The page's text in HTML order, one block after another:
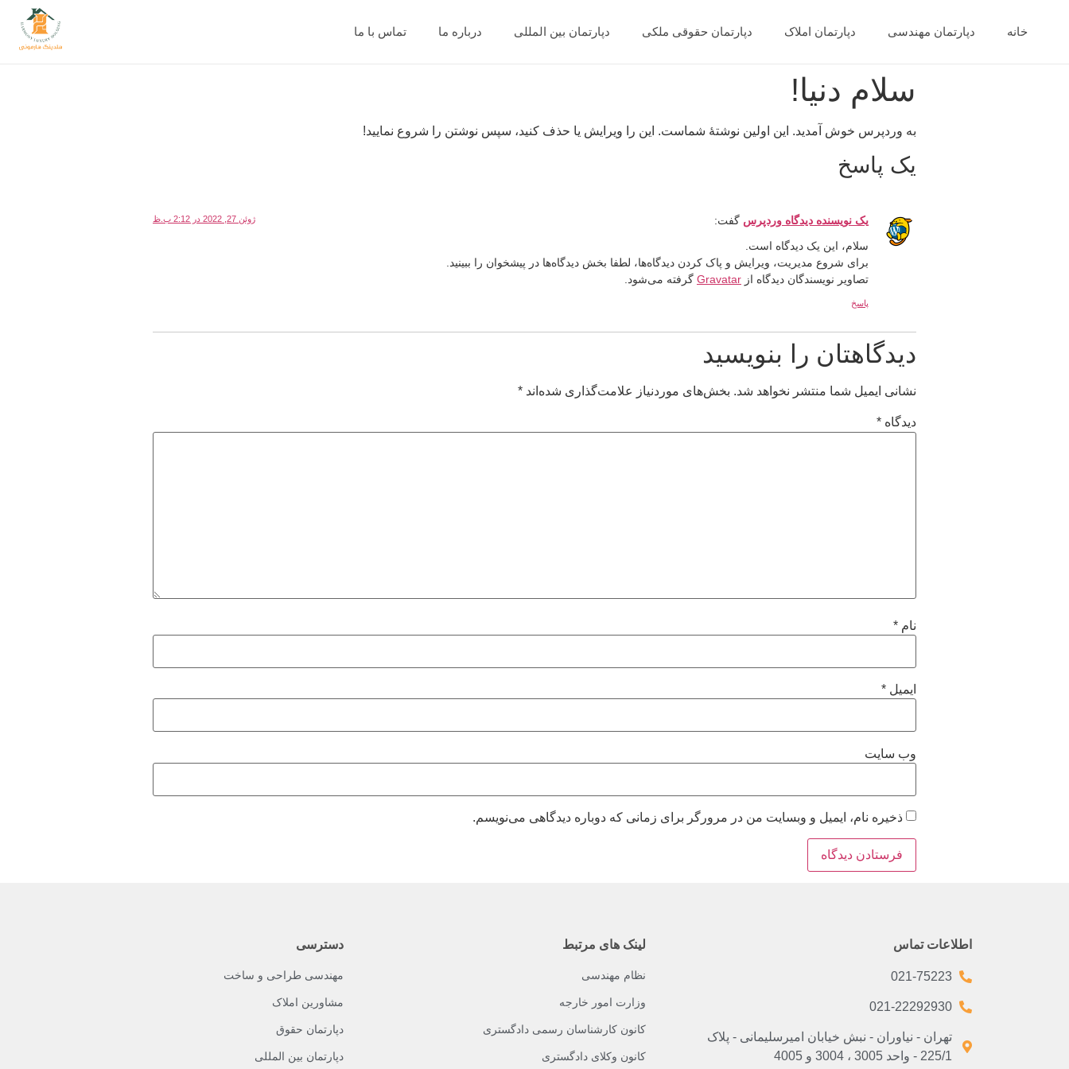
خانه دپارتمان مهندسی دپارتمان املاک دپارتمان حقوقی ملکی دپارتمان بین المللی درباره ما تماس با ما
سلام دنیا!
به وردپرس خوش آمدید. این اولین نوشتهٔ شماست. این را ویرایش یا حذف کنید، سپس نوشتن را شروع نمایید!
یک پاسخ
یک نویسنده دیدگاه وردپرس گفت: ژوئن 27, 2022 در 2:12 ب.ظ
سلام، این یک دیدگاه است.
برای شروع مدیریت، ویرایش و پاک کردن دیدگاه‌ها، لطفا بخش دیدگاه‌ها در پیشخوان را ببینید.
تصاویر نویسندگان دیدگاه از Gravatar گرفته می‌شود.
پاسخ
دیدگاهتان را بنویسید
نشانی ایمیل شما منتشر نخواهد شد. بخش‌های موردنیاز علامت‌گذاری شده‌اند *
دیدگاه *
نام *
ایمیل *
وب‌ سایت
ذخیره نام، ایمیل و وبسایت من در مرورگر برای زمانی که دوباره دیدگاهی می‌نویسم.
اطلاعات تماس
021-75223
021-22292930
تهران - نیاوران - نبش خیابان امیرسلیمانی - پلاک
225/1 - واحد 3005 ، 3004 و 4005
لینک های مرتبط
نظام مهندسی
وزارت امور خارجه
کانون کارشناسان رسمی دادگستری
کانون وکلای دادگستری
دسترسی
مهندسی طراحی و ساخت
مشاورین املاک
دپارتمان حقوق
دپارتمان بین المللی